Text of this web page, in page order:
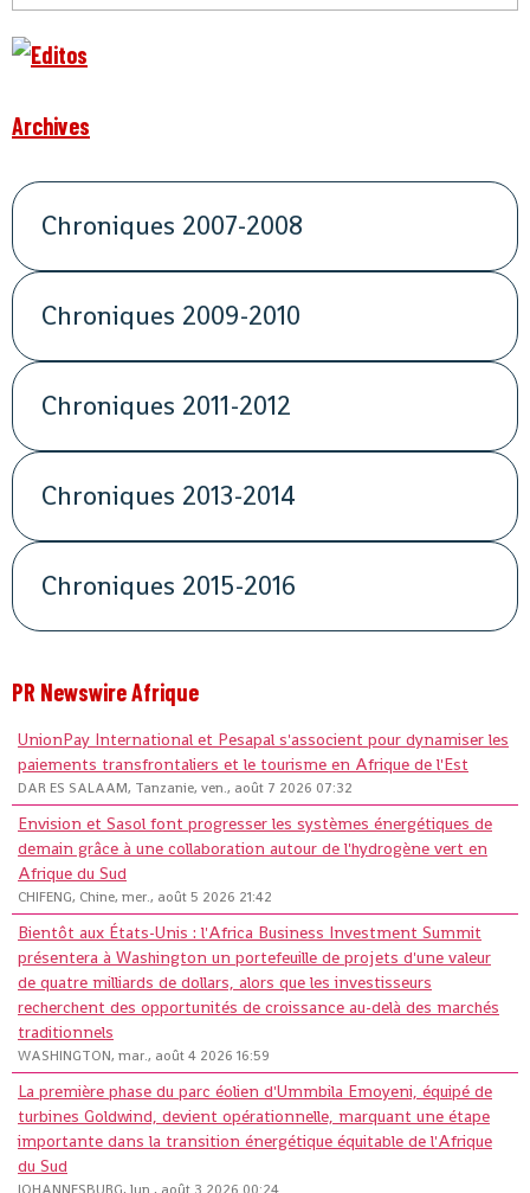
Archives
Chroniques 2007-2008
Chroniques 2009-2010
Chroniques 2011-2012
Chroniques 2013-2014
Chroniques 2015-2016
PR Newswire Afrique
UnionPay International et Pesapal s'associent pour dynamiser les
paiements transfrontaliers et le tourisme en Afrique de l'Est
DAR ES SALAAM, Tanzanie, ven., août 7 2026 07:32
Envision et Sasol font progresser les systèmes énergétiques de
demain grâce à une collaboration autour de l'hydrogène vert en
Afrique du Sud
CHIFENG, Chine, mer., août 5 2026 21:42
Bientôt aux États-Unis : l'Africa Business Investment Summit
présentera à Washington un portefeuille de projets d'une valeur
de quatre milliards de dollars, alors que les investisseurs
recherchent des opportunités de croissance au-delà des marchés
traditionnels
WASHINGTON, mar., août 4 2026 16:59
La première phase du parc éolien d'Ummbila Emoyeni, équipé de
turbines Goldwind, devient opérationnelle, marquant une étape
importante dans la transition énergétique équitable de l'Afrique
du Sud